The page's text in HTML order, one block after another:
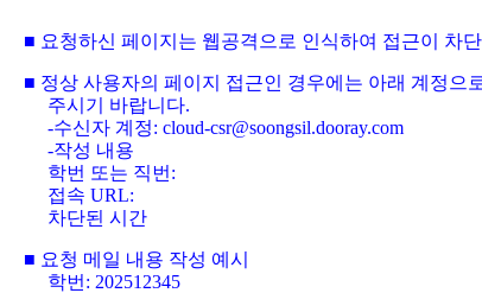
■ 요청하신 페이지는 웹공격으로 인식하여 접근이 차
■ 정상 사용자의 페이지 접근인 경우에는 아래 계정으
주시기 바랍니다.
-수신자 계정: cloud-csr@soongsil.dooray.com
-작성 내용
학번 또는 직번:
접속 URL:
차단된 시간
■ 요청 메일 내용 작성 예시
학번: 202512345